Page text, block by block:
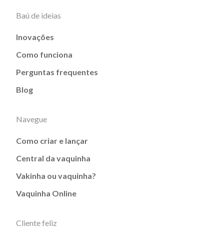
Baú de ideias
Inovações
Como funciona
Perguntas frequentes
Blog
Navegue
Como criar e lançar
Central da vaquinha
Vakinha ou vaquinha?
Vaquinha Online
Cliente feliz